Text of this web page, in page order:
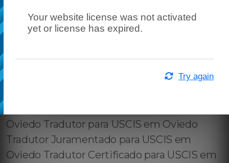
Your website license was not activated
yet or license has expired.
Try again